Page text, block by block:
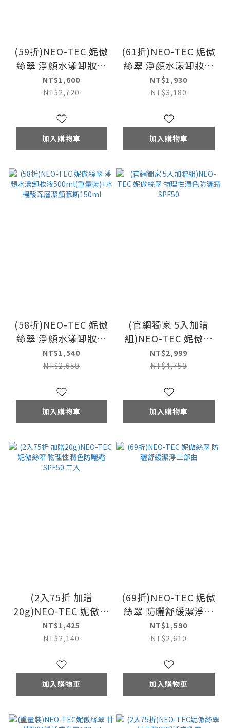
(59折)NEO-TEC 妮傲
絲翠 淨顏水漾卸妝液
500ml(重量裝)+甘草
酸舒緩活膚乳霜50ml
NT$1,600
NT$2,720
加入購物車
(61折)NEO-TEC 妮傲
絲翠 淨顏水漾卸妝液
500ml(重量裝)+葡聚
醣前導精華美容液
NT$1,930
NT$3,180
加入購物車
(58折)NEO-TEC 妮傲
絲翠 淨顏水漾卸妝液
500ml(重量裝)+水楊
酸深層潔顏慕斯150ml
NT$1,540
NT$2,650
加入購物車
(官網獨家 5入加贈
組)NEO-TEC 妮傲絲
翠 物理性潤色防曬霜
SPF50
NT$2,999
NT$4,750
加入購物車
(2入75折 加贈
20g)NEO-TEC 妮傲絲
翠 物理性潤色防曬霜
SPF50 二入
NT$1,425
NT$2,140
加入購物車
(69折)NEO-TEC 妮傲
絲翠 防曬舒緩潔淨三
部曲
NT$1,590
NT$2,610
加入購物車